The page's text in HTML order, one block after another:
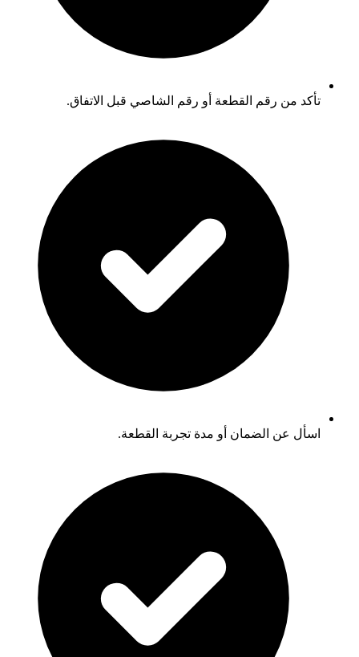
تأكد من رقم القطعة أو رقم الشاصي قبل الاتفاق.
اسأل عن الضمان أو مدة تجربة القطعة.